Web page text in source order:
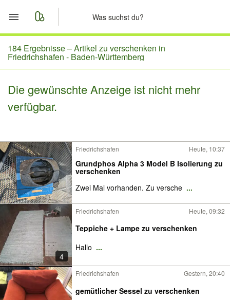
Start
Merkliste
Nachrichten
184 Ergebnisse –Artikel zu verschenken in
Friedrichshafen - Baden-Württemberg
Die gewünschte Anzeige ist nicht mehr
verfügbar.
Friedrichshafen Heute, 10:37
Grundphos Alpha 3 Model B Isolierung zu
verschenken
Zwei Mal vorhanden. Zu versche ...
4
Friedrichshafen Heute, 09:32
Teppiche + Lampe zu verschenken
Hallo ...
Friedrichshafen Gestern, 20:40
gemütlicher Sessel zu verschenken